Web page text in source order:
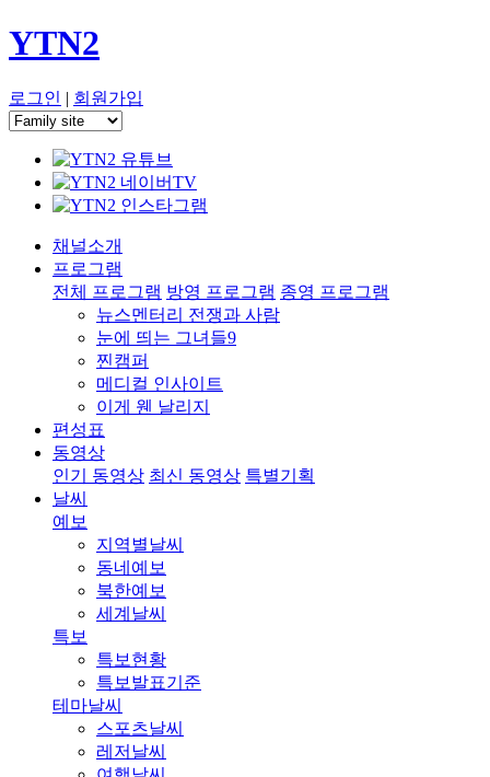
YTN2
로그인 | 회원가입
채널소개
프로그램
전체 프로그램 방영 프로그램 종영 프로그램
뉴스멘터리 전쟁과 사람
눈에 띄는 그녀들9
찐캠퍼
메디컬 인사이트
이게 웬 날리지
편성표
동영상
인기 동영상 최신 동영상 특별기획
날씨
예보
지역별날씨
동네예보
북한예보
세계날씨
특보
특보현황
특보발표기준
테마날씨
스포츠날씨
레저날씨